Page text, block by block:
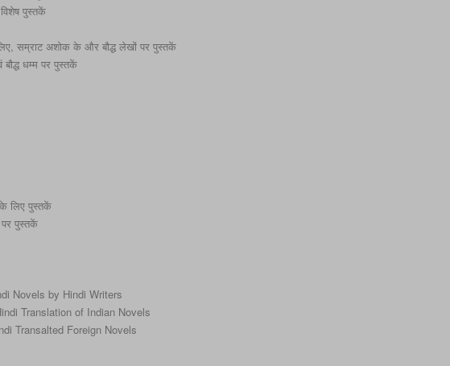
पुस्तकें
सम्राट अशोक के और बौद्ध लेखों पर पुस्तकें
धम्म पर पुस्तकें
लिए पुस्तकें
पर पुस्तकें
Novels by Hindi Writers
Hindi Translation of Indian Novels
Transalted Foreign Novels